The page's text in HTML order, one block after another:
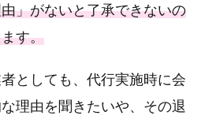
」がないと了承できないの
す。
としても、代行実施時に会
理由を聞きたいや、その退